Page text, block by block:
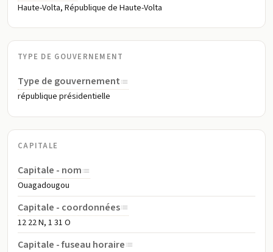
Haute-Volta, République de Haute-Volta
TYPE DE GOUVERNEMENT
Type de gouvernement
république présidentielle
CAPITALE
Capitale - nom
Ouagadougou
Capitale - coordonnées
12 22 N, 1 31 O
Capitale - fuseau horaire